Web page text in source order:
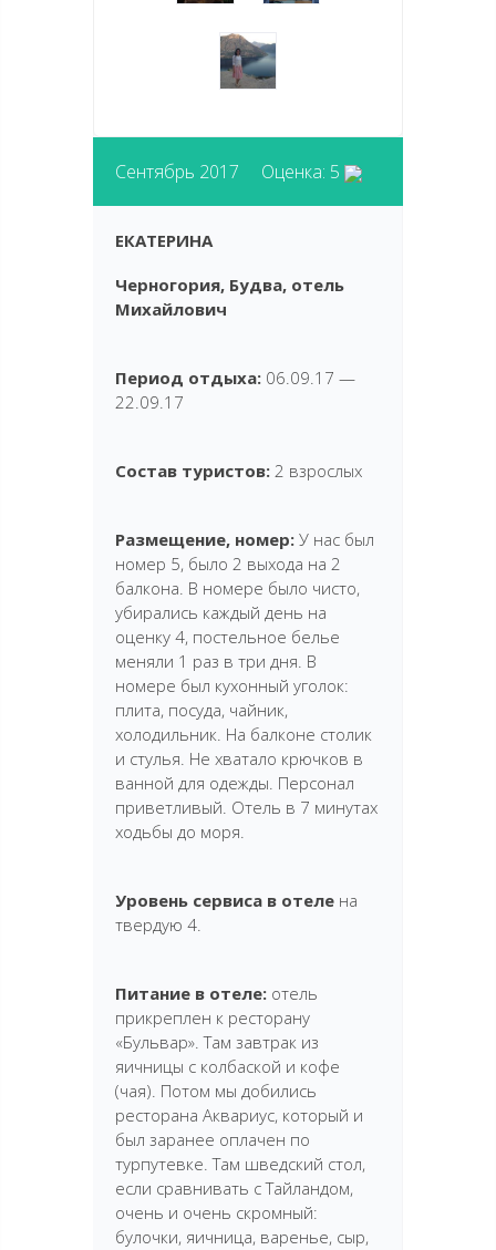
Сентябрь 2017 Оценка: 5
ЕКАТЕРИНА
Черногория, Будва, отель
Михайлович
Период отдыха: 06.09.17 —
22.09.17
Состав туристов: 2 взрослых
Размещение, номер: У нас был
номер 5, было 2 выхода на 2
балкона. В номере было чисто,
убирались каждый день на
оценку 4, постельное белье
меняли 1 раз в три дня. В
номере был кухонный уголок:
плита, посуда, чайник,
холодильник. На балконе столик
и стулья. Не хватало крючков в
ванной для одежды. Персонал
приветливый. Отель в 7 минутах
ходьбы до моря.
Уровень сервиса в отеле на
твердую 4.
Питание в отеле: отель
прикреплен к ресторану
«Бульвар». Там завтрак из
яичницы с колбаской и кофе
(чая). Потом мы добились
ресторана Аквариус, который и
был заранее оплачен по
турпутевке. Там шведский стол,
если сравнивать с Тайландом,
очень и очень скромный:
булочки, яичница, варенье, сыр,